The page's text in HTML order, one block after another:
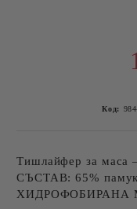
Код:
Тишлайфер за маса
СЪСТАВ: 65%
ХИДРОФОБИРАНА